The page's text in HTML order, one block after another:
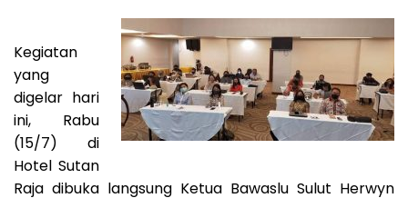
Kegiatan
yang
digelar hari
ini, Rabu
(15/7) di
Hotel Sutan
Raja dibuka langsung Ketua Bawaslu Sulut Herwyn